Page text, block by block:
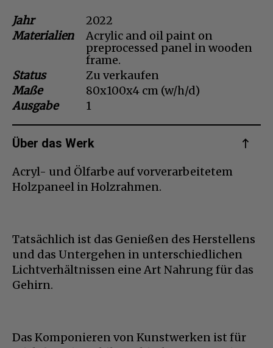
Polski
Dansk
Jahr
2022
Materialien
Acrylic and oil paint on
preprocessed panel in wooden
frame.
Status
Zu verkaufen
Maße
80x100x4 cm (w/h/d)
Ausgabe
1
Über das Werk
Acryl- und Ölfarbe auf vorverarbeitetem
Holzpaneel in Holzrahmen.
Tatsächlich ist das Genießen des Herstellens
und das Untergehen in unterschiedlichen
Lichtverhältnissen eine Art Nahrung für das
Gehirn.
Das Komponieren von Kunstwerken ist für